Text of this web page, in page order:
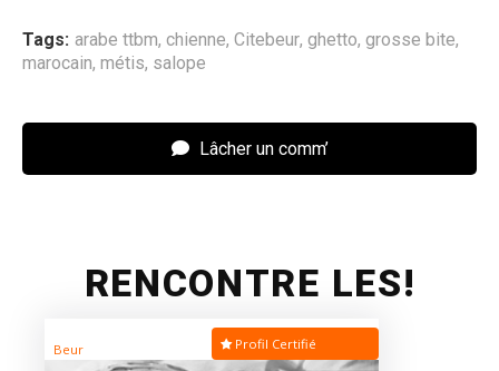
Tags: arabe ttbm, chienne, Citebeur, ghetto, grosse bite,
marocain, métis, salope
Lâcher un comm’
RENCONTRE LES!